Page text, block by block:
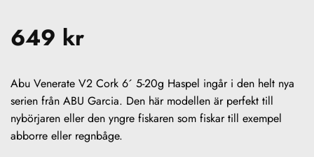
649 kr
Abu Venerate V2 Cork 6´ 5-20g Haspel ingår i den helt nya
serien från ABU Garcia. Den här modellen är perfekt till
nybörjaren eller den yngre fiskaren som fiskar till exempel
abborre eller regnbåge.